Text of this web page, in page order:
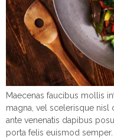
Maecenas faucibus mollis
magna, vel scelerisque nisl
ante venenatis dapibus
porta felis euismod